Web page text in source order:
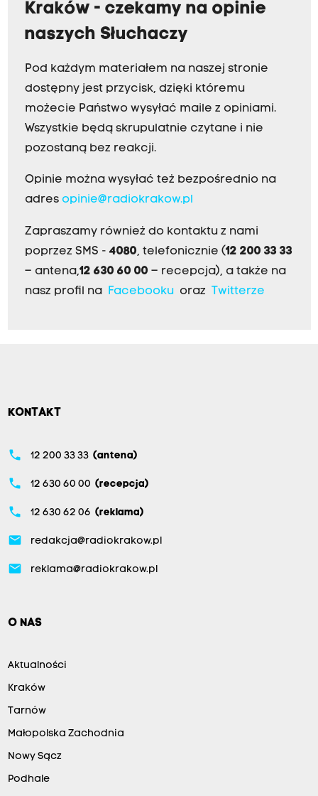
Kraków - czekamy na opinie
naszych Słuchaczy
Pod każdym materiałem na naszej stronie
dostępny jest przycisk, dzięki któremu
możecie Państwo wysyłać maile z opiniami.
Wszystkie będą skrupulatnie czytane i nie
pozostaną bez reakcji.
Opinie można wysyłać też bezpośrednio na
adres opinie@radiokrakow.pl
Zapraszamy również do kontaktu z nami
poprzez SMS - 4080, telefonicznie (12 200 33 33
– antena,12 630 60 00 – recepcja), a także na
nasz profil na
Facebookuoraz Twitterze
KONTAKT
phone 12 200 33 33 (antena)
phone 12 630 60 00 (recepcja)
phone 12 630 62 06 (reklama)
email redakcja@radiokrakow.pl
email reklama@radiokrakow.pl
O NAS
Aktualności
Kraków
Tarnów
Małopolska Zachodnia
Nowy Sącz
Podhale